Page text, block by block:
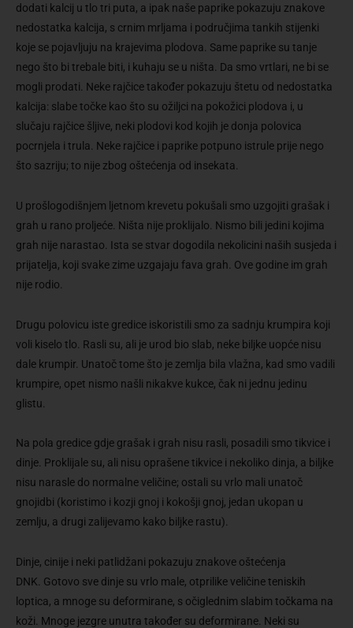
dodati kalcij u tlo tri puta, a ipak naše paprike pokazuju znakove
nedostatka kalcija, s crnim mrljama i područjima tankih stijenki
koje se pojavljuju na krajevima plodova. Same paprike su tanje
nego što bi trebale biti, i kuhaju se u ništa. Da smo vrtlari, ne bi se
mogli prodati. Neke rajčice također pokazuju štetu od nedostatka
kalcija: slabe točke kao što su ožiljci na pokožici plodova i, u
slučaju rajčice šljive, neki plodovi kod kojih je donja polovica
pocrnjela i trula. Neke rajčice i paprike potpuno istrule prije nego
što sazriju; to nije zbog oštećenja od insekata.
U prošlogodišnjem ljetnom krevetu pokušali smo uzgojiti grašak i
grah u rano proljeće. Ništa nije proklijalo. Nismo bili jedini kojima
grah nije narastao. Ista se stvar dogodila nekolicini naših susjeda i
prijatelja, koji svake zime uzgajaju fava grah. Ove godine im grah
nije rodio.
Drugu polovicu iste gredice iskoristili smo za sadnju krumpira koji
voli kiselo tlo. Rasli su, ali je urod bio slab, neke biljke uopće nisu
dale krumpir. Unatoč tome što je zemlja bila vlažna, kad smo vadili
krumpire, opet nismo našli nikakve kukce, čak ni jednu jedinu
glistu.
Na pola gredice gdje grašak i grah nisu rasli, posadili smo tikvice i
dinje. Proklijale su, ali nisu oprašene tikvice i nekoliko dinja, a biljke
nisu narasle do normalne veličine; ostali su vrlo mali unatoč
gnojidbi (koristimo i kozji gnoj i kokošji gnoj, jedan ukopan u
zemlju, a drugi zalijevamo kako biljke rastu).
Dinje, cinije i neki patlidžani pokazuju znakove oštećenja
DNK. Gotovo sve dinje su vrlo male, otprilike veličine teniskih
loptica, a mnoge su deformirane, s očiglednim slabim točkama na
koži. Mnoge jezgre unutra također su deformirane. Neki su